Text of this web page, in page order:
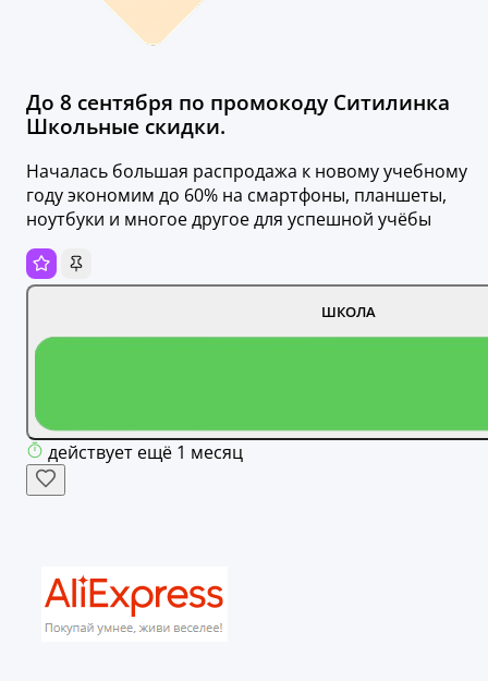
До 8 сентября по промокоду Ситилинка
Школьные скидки.
Началась большая распродажа к новому учебному
году экономим до 60% на смартфоны, планшеты,
ноутбуки и многое другое для успешной учёбы
ШКОЛА
действует ещё 1 месяц